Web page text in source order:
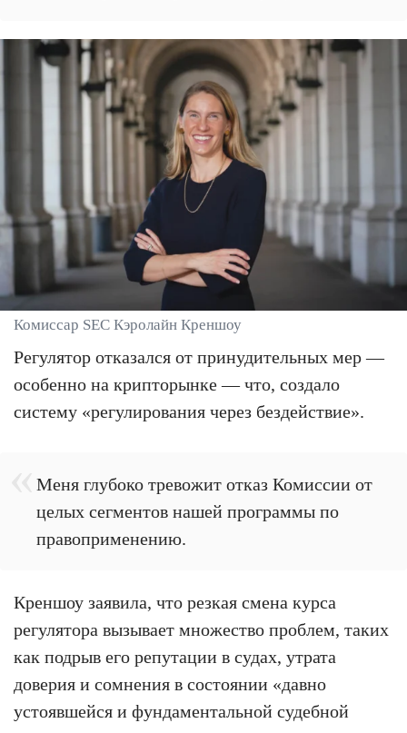
Комиссар SEC Кэролайн Креншоу
Регулятор отказался от принудительных мер —
особенно на крипторынке — что, создало
систему «регулирования через бездействие».
Меня глубоко тревожит отказ Комиссии от
целых сегментов нашей программы по
правоприменению.
Креншоу заявила, что резкая смена курса
регулятора вызывает множество проблем, таких
как подрыв его репутации в судах, утрата
доверия и сомнения в состоянии «давно
устоявшейся и фундаментальной судебной